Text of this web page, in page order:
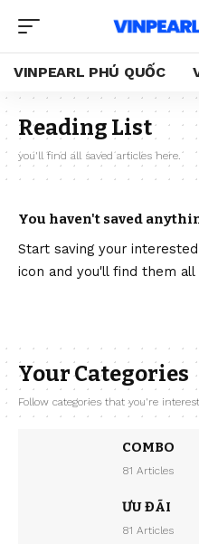
VINPEARL PHÚ QUỐC
Reading List
you'll find all saved articles here.
You haven't saved
Start saving your
icon and you'll find them all
Your Categories
Follow categories that you're
COMBO
81 Articles
ƯU ĐÃI
81 Articles